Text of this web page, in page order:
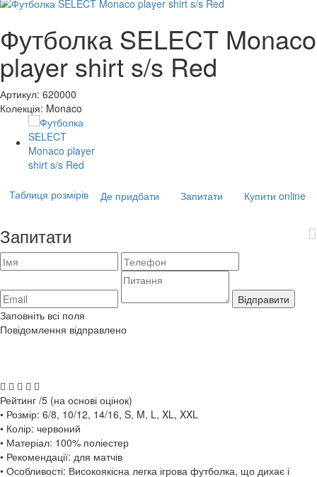
Футболка SELECT Monaco
player shirt s/s Red
Артикул: 620000
Колекція: Monaco
Таблиця розмірів Де придбати Запитати Купити online
Запитати
Відправити
Заповніть всі поля
Повідомлення відправлено
Рейтинг /5 (на основі оцінок)
• Розмір: 6/8, 10/12, 14/16, S, M, L, XL, XXL
• Колір: червоний
• Матеріал: 100% поліестер
• Рекомендації: для матчів
• Особливості: Високоякісна легка ігрова футболка, що дихає і